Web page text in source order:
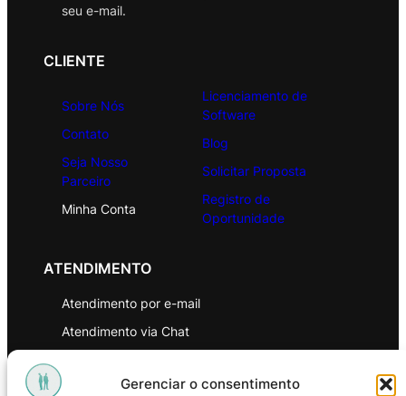
Gerenciar o consentimento
seu e-mail.
CLIENTE
Sobre Nós
Contato
Seja Nosso
Parceiro
Minha Conta
Licenciamento de
Software
Blog
Solicitar Proposta
Registro de
Oportunidade
ATENDIMENTO
Atendimento por e-mail
Atendimento via Chat